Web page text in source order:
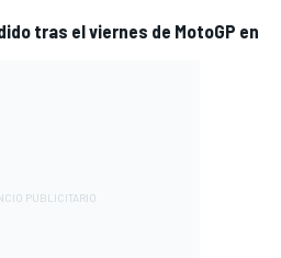
tras el viernes de MotoGP en